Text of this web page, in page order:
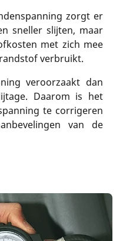
zorgt er
sneller slijten, maar
met zich mee
verbruikt.
veroorzaakt dan
Daarom is het
te corrigeren
van de